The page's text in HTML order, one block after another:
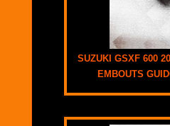
SUZUKI GSXF 600
EMBOUTS